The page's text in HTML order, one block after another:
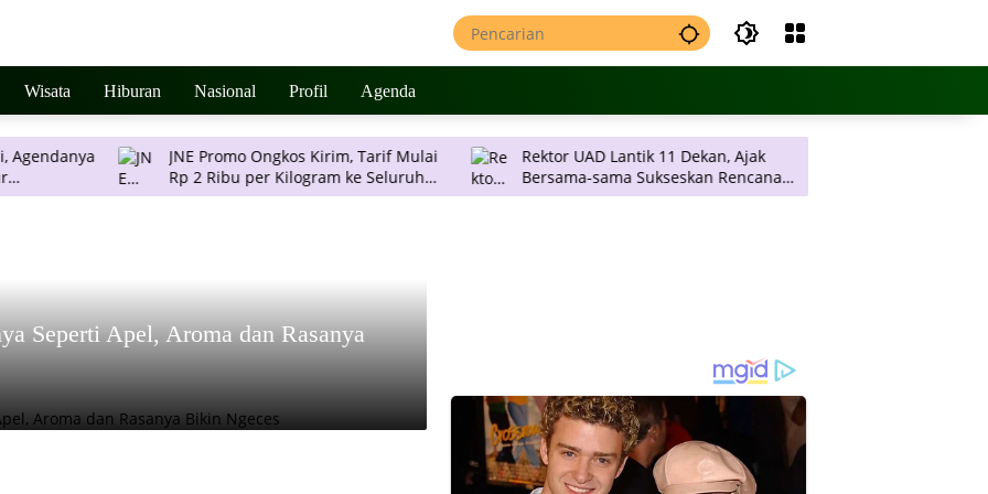
Wisata Hiburan Nasional Profil Agenda
JNE Promo Ongkos Kirim, Tarif Mulai
Rp 2 Ribu per Kilogram ke Seluruh
Pulau Jawa
Rektor UAD Lantik 11 Dekan, Ajak
Bersama-sama Sukseskan Rencana
Strategis Universitas
Pengemudi di DIY
Seperti Apel, Aroma dan Rasanya